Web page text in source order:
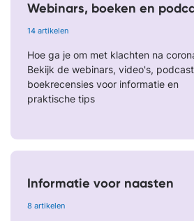
Webinars, boeken en
14 artikelen
Hoe ga je om met klachten na
Bekijk de webinars, video's,
boekrecensies voor informatie en
praktische tips
Informatie voor naasten
8 artikelen